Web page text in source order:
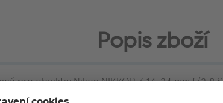
Popis zboží
pro objektiv Nikon NIKKOR Z 14-24 mm f/2.8 S